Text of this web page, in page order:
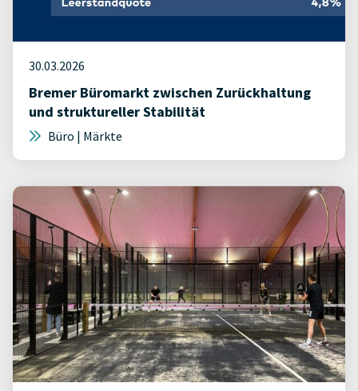
30.03.2026
Bremer Büromarkt zwischen Zurückhaltung
und struktureller Stabilität
Büro | Märkte